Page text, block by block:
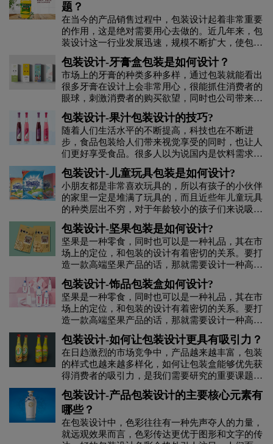
题？
在当今的产品销售过程中，包装设计起着非常重要
的作用，这是绝对需要用心去做的。近几年来，包
装设计这一行业发展迅速，规模不断扩大，使包装
设计的整体实力得到提升。如今的产品包装设计不
仅仅是保护产品，更要承担起市场营销的角色，下
面我们就来看看食品包装设计有什么地方需要注
意。
包装设计-牙膏盒包装是如何设计？
市场上的牙膏的种类多种多样，通过包装就能看出
很多牙膏在设计上会非常用心，很能抓住消费者的
眼球，刺激消费者的购买欲望，同时也公司带来更
丰厚的利润，那么，牙膏盒包装是如何设计？需要
注意什么？
包装设计-果汁包装设计的技巧?
随着人们生活水平的不断提高，科技也在不断进
步，食品包装给人们带来视觉享受的同时，也让人
们更好享受食品。很多人以为说国内是饮料需求大
国，每一年饮料罐子都是围绕地球N圈。确实是这
样没有错，饮料不仅在中国有需求，在其他国家，
外国人也特别喜欢喝饮料，这也是可口可乐公司市
值那么高的原因。为促使果汁类饮品更为热销，必
须从果汁类饮品的平面图包装、瓶体造型设计、销
售方式和产品定位四个视角去探寻。那么，果汁包
装设计技巧有哪些呢？
包装设计-儿童玩具包装是如何设计?
小朋友都是非常喜欢玩具的，所以有孩子的小伙伴
的家里一定是堆满了玩具的，而且近些年儿童玩具
的种类层出不穷，对于年龄较小的孩子们来说吸引
力非常大，而这个吸引力有时候不是来自于玩具本
身，而是来自于玩具的那些包装设计，所以不知道
大家有没有注意过儿童玩具包装设计，如果仔细观
察的话你一定能够发现一些它们共同的特点。
包装设计-坚果包装是如何设计?
坚果是一种零食，同时也可以是一种礼品，其在市
场上的定位，和包装的设计有着密切的关系。要打
造一款高端坚果产品的话，那就需要设计一种高端
坚果产品的包装盒，那具体应该如何设计呢？
包装设计-饰品包装盒如何设计?
坚果是一种零食，同时也可以是一种礼品，其在市
场上的定位，和包装的设计有着密切的关系。要打
造一款高端坚果产品的话，那就需要设计一种高端
坚果产品的包装盒，那具体应该如何设计呢？
包装设计-如何让包装设计更具有吸引力？
在日趋激烈的市场竞争中，产品越来越丰富，包装
的样式也越来越多样化，如何让包装盒能够优先获
得消费者的吸引力，是我们需要研究的重要课题。
在目前看来，把握基本属性，敢于创新，是提高产
品包装盒魅力的主要手段。
包装设计-产品包装设计的主要核心元素有
哪些？
在包装设计中，色彩往往有一种先声夺人的力量，
就远观效果而言，色彩传达更优于图形和文字的传